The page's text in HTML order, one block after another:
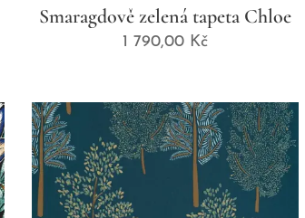
Smaragdově zelená tapeta Chloe
1 790,00Kč